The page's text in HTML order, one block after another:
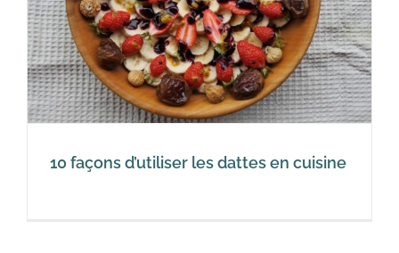
10 façons d’utiliser les dattes en cuisine